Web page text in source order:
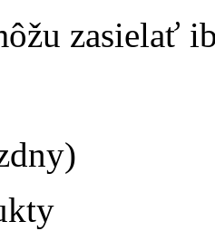
zasielať